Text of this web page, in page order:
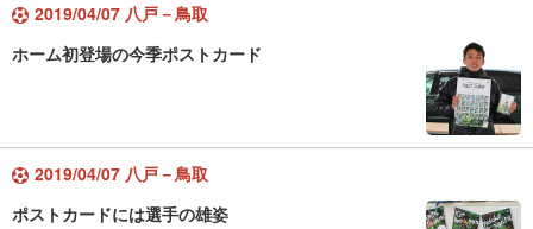
2019/04/07 八戸－鳥取
ホーム初登場の今季ポストカード
2019/04/07 八戸－鳥取
ポストカードには選手の雄姿